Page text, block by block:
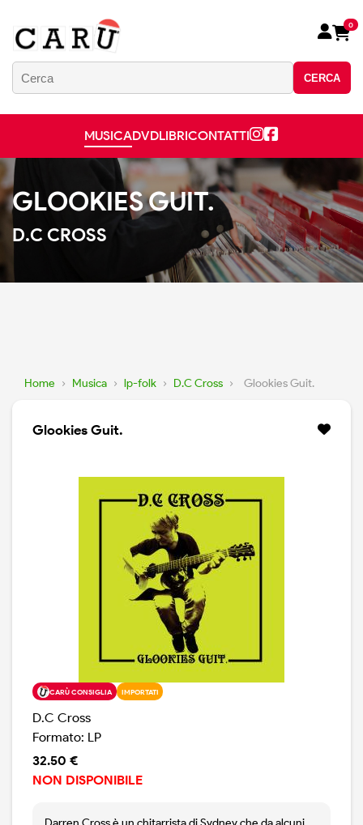
CERCA
0
MUSICADVDLIBRICONTATTI
GLOOKIES GUIT.
D.C CROSS
Home › Musica › lp-folk › D.C Cross › Glookies Guit.
Glookies Guit.
CARÙ CONSIGLIA IMPORTATI
D.C Cross
Formato: LP
32.50 €
NON DISPONIBILE